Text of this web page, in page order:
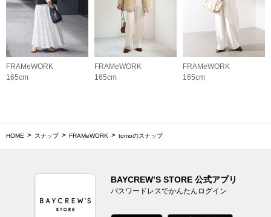
FRAMeWORK
165cm
FRAMeWORK
165cm
FRAMeWORK
165cm
HOME スナップ FRAMeWORK tomoのスナップ
BAYCREW’S STORE 公式アプリ
パスワードレスでかんたんログイン